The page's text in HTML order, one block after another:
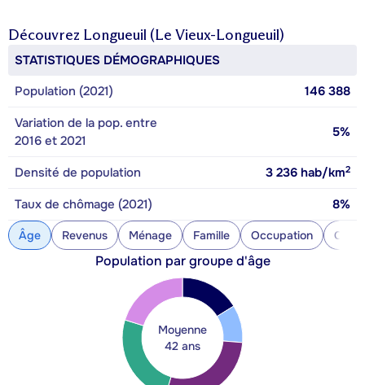
Découvrez Longueuil (Le Vieux-Longueuil)
STATISTIQUES DÉMOGRAPHIQUES
Population (2021)
146 388
Variation de la pop. entre
2016 et 2021
5%
Densité de population 3 236 hab/km2
Taux de chômage (2021) 8%
Âge Revenus Ménage Famille Occupation
Population par groupe d'âge
Moyenne
42 ans